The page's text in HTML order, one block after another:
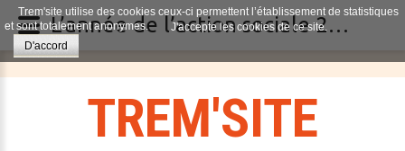
TREM'SITE
Trem'site utilise des cookies ceux-ci permettent l’établissement de statistiques
et sont totalement anonymes.
J'accepte les cookies de ce site.
D'accord
L’année de l’action sociale 2008: vers la création d’une nouvelle branche de protection sociale